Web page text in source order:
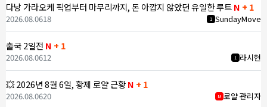
다낭 가라오케 픽업부터 마무리까지, 돈 아깝지 않았던 유일한 루트N + 1
1 SundayMove
2026.08.0618
출국 2일전 N + 1
1 라시현
2026.08.0612
💥 2026년 8월 6일, 황제 로얄 근황N + 1
M 로얄 관리자
2026.08.0620